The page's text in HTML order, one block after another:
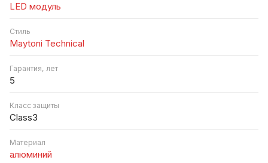
LED модуль
Стиль
Maytoni Technical
Гарантия, лет
5
Класс защиты
Class3
Материал
алюминий